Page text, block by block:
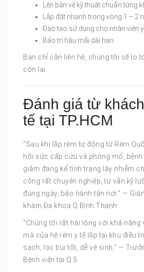
Lên bản vẽ kỹ thuật chuẩn từng
Lắp đặt nhanh trong vòng 1 – 2
Đào tạo sử dụng cho nhân viên
Bảo trì hậu mãi dài hạn
Bạn chỉ cần liên hệ, chúng tôi sẽ lo
còn lại.
Đánh giá từ
tế tại TP.HCM
“Sau khi lắp rèm tự động từ Rèm
hồi sức cấp cứu và phòng mổ,
giảm đáng kể tình trạng lây nhiễm
công rất chuyên nghiệp, tư vấn kỹ
đúng ngày, bảo hành tận nơi.” —
khám Đa khoa Q.Bình Thạnh
“Chúng tôi rất hài lòng với khả
mà của hệ rèm y tế lắp tại khu điều
sạch, lọc bụi tốt, dễ vệ sinh.” —
Bệnh viện tại Q.5